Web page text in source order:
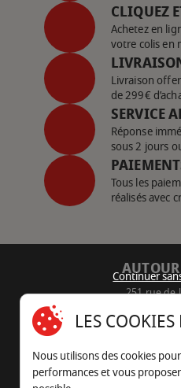
CLIQUEZ
Achetez en
votre colis en
Livraison
de 299€
SERVICE
Réponse
sous 2 jours
Tous les
réalisés avec
251 rue de
05 45
Nous
Continuer
LES
Nous utilisons des cookies
performances et vous